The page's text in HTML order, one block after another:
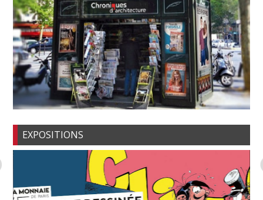
EXPOSITIONS